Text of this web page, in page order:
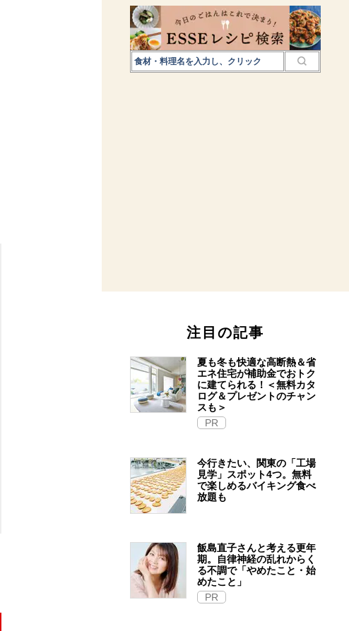
注目の記事
夏も冬も快適な高断熱＆省
エネ住宅が補助金でおトク
に建てられる！＜無料カタ
ログ＆プレゼントのチャン
スも＞
PR
今行きたい、関東の「工場
見学」スポット4つ。無料
で楽しめるバイキング食べ
放題も
飯島直子さんと考える更年
期。自律神経の乱れからく
る不調で「やめたこと・始
めたこと」
PR